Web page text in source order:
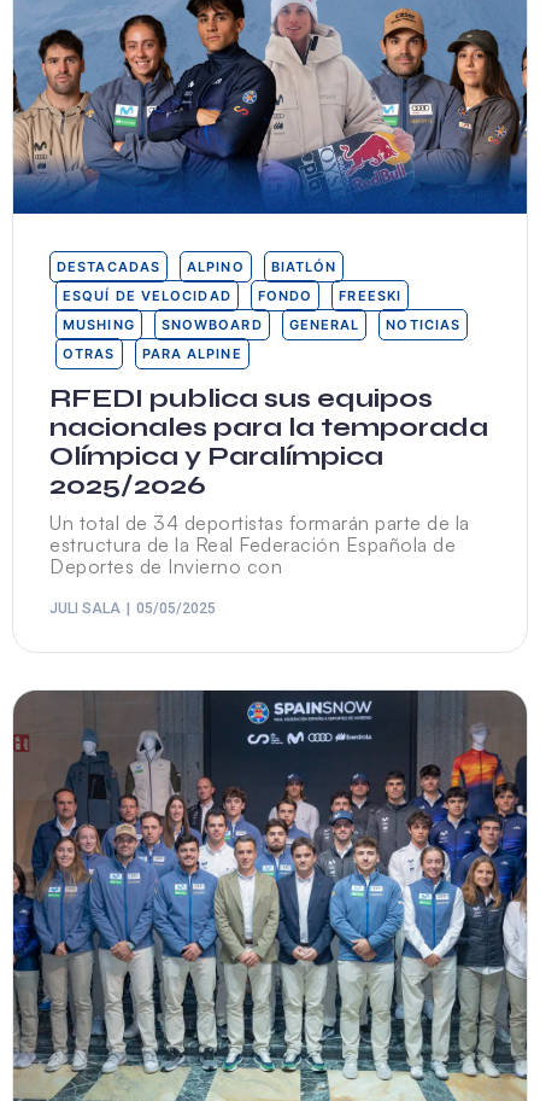
DESTACADAS ALPINO
BIATLÓN
ESQUÍ DE VELOCIDAD
FONDO
FREESKI
MUSHING
SNOWBOARD GENERAL
NOTICIAS
OTRAS
PARA ALPINE
RFEDI publica sus equipos
nacionales para la temporada
Olímpica y Paralímpica
2025/2026
Un total de 34 deportistas formarán parte de la
estructura de la Real Federación Española de
Deportes de Invierno con
JULI SALA 05/05/2025